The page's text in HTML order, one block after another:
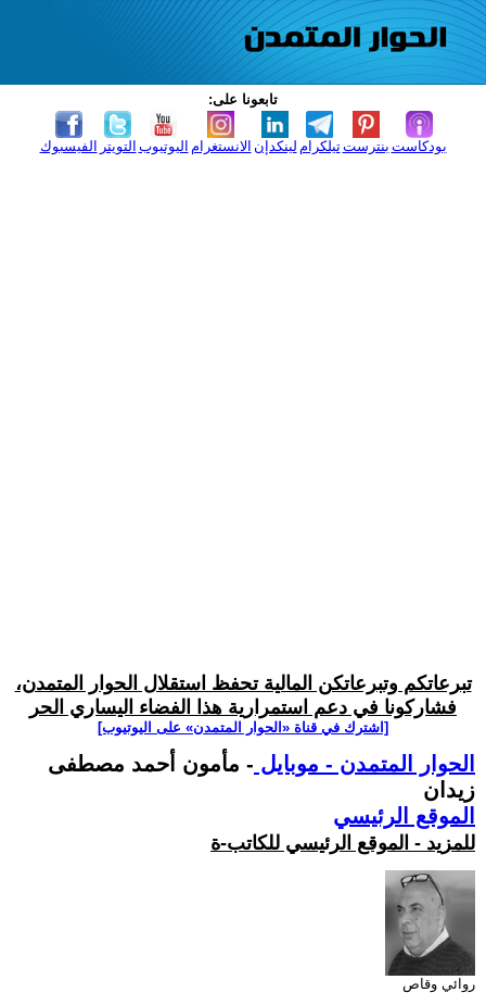
تابعونا على:
الفيسبوك التويتر اليوتيوب الانستغرام لينكدإن تيلكرامبنترست بودكاست
تبرعاتكم وتبرعاتكن المالية تحفظ استقلال الحوار المتمدن،
فشاركونا في دعم استمرارية هذا الفضاء اليساري الحر
[اشترك في قناة ‫«الحوار المتمدن» على اليوتيوب]
الحوار المتمدن - موبايل - مأمون أحمد مصطفى
زيدان
الموقع الرئيسي
للمزيد - الموقع الرئيسي للكاتب-ة
روائي وقاص